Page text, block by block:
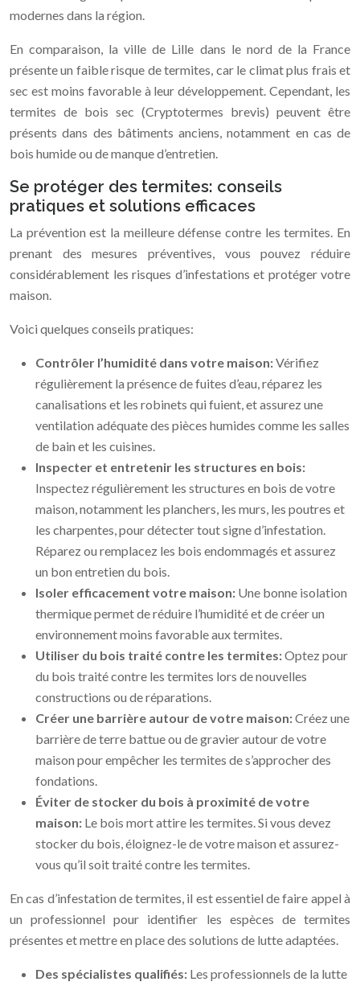
modernes dans la région.
En comparaison, la ville de Lille dans le nord de la France
présente un faible risque de termites, car le climat plus frais et
sec est moins favorable à leur développement. Cependant, les
termites de bois sec (Cryptotermes brevis) peuvent être
présents dans des bâtiments anciens, notamment en cas de
bois humide ou de manque d’entretien.
Se protéger des termites: conseils
pratiques et solutions efficaces
La prévention est la meilleure défense contre les termites. En
prenant des mesures préventives, vous pouvez réduire
considérablement les risques d’infestations et protéger votre
maison.
Voici quelques conseils pratiques:
Contrôler l’humidité dans votre maison:Vérifiez
régulièrement la présence de fuites d’eau, réparez les
canalisations et les robinets qui fuient, et assurez une
ventilation adéquate des pièces humides comme les salles
de bain et les cuisines.
Inspecter et entretenir les structures en bois:
Inspectez régulièrement les structures en bois de votre
maison, notamment les planchers, les murs, les poutres et
les charpentes, pour détecter tout signe d’infestation.
Réparez ou remplacez les bois endommagés et assurez
un bon entretien du bois.
Isoler efficacement votre maison: Une bonne isolation
thermique permet de réduire l’humidité et de créer un
environnement moins favorable aux termites.
Utiliser du bois traité contre les termites:Optez pour
du bois traité contre les termites lors de nouvelles
constructions ou de réparations.
Créer une barrière autour de votre maison:Créez une
barrière de terre battue ou de gravier autour de votre
maison pour empêcher les termites de s’approcher des
fondations.
Éviter de stocker du bois à proximité de votre
maison: Le bois mort attire les termites. Si vous devez
stocker du bois, éloignez-le de votre maison et assurez-
vous qu’il soit traité contre les termites.
En cas d’infestation de termites, il est essentiel de faire appel à
un professionnel pour identifier les espèces de termites
présentes et mettre en place des solutions de lutte adaptées.
Des spécialistes qualifiés: Les professionnels de la lutte